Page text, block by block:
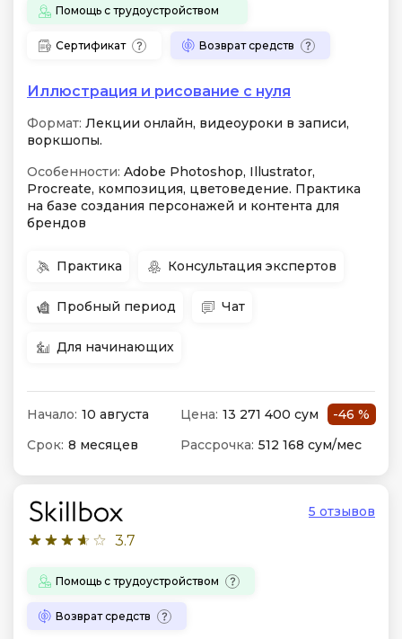
Помощь с трудоустройством
Сертификат Возврат средств
Иллюстрация и рисование с нуля
Формат: Лекции онлайн, видеоуроки в записи,
воркшопы.
Особенности: Adobe Photoshop, Illustrator,
Procreate, композиция, цветоведение. Практика
на базе создания персонажей и контента для
брендов
Практика Консультация экспертов
Пробный период Чат
Для начинающих
Начало: 10 августа Цена: 13 271 400 сум
-46 %
Срок: 8 месяцев Рассрочка: 512 168 сум/мес
3.7
5 отзывов
Помощь с трудоустройством
Возврат средств